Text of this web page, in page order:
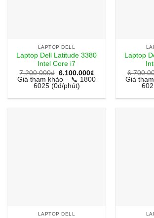
LAPTOP DELL
Laptop Dell Latitude 3380
Intel Core i7
7.200.000₫ Giá
gốc
là:
7.200.000₫.
6.100.000₫Giá
hiện
6.100.000₫.
Giá tham khảo – 📞 1800
6025 (0đ/phút)
Laptop
Giá
LAPTOP DELL